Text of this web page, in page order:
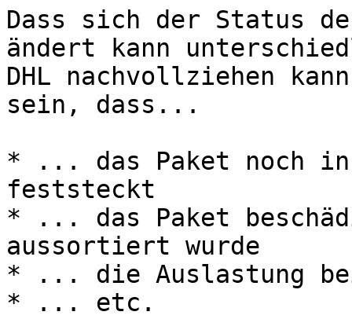
Dass sich der Status
ändert kann
DHL nachvollziehen
sein, dass...
* ... das Paket noch in
feststeckt
* ... das Paket
aussortiert wurde
* ... die Auslastung
* ... etc.